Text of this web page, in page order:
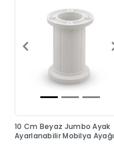
10 Cm Beyaz Jumbo Ayak
Ayarlanabilir Mobilya Ayağı